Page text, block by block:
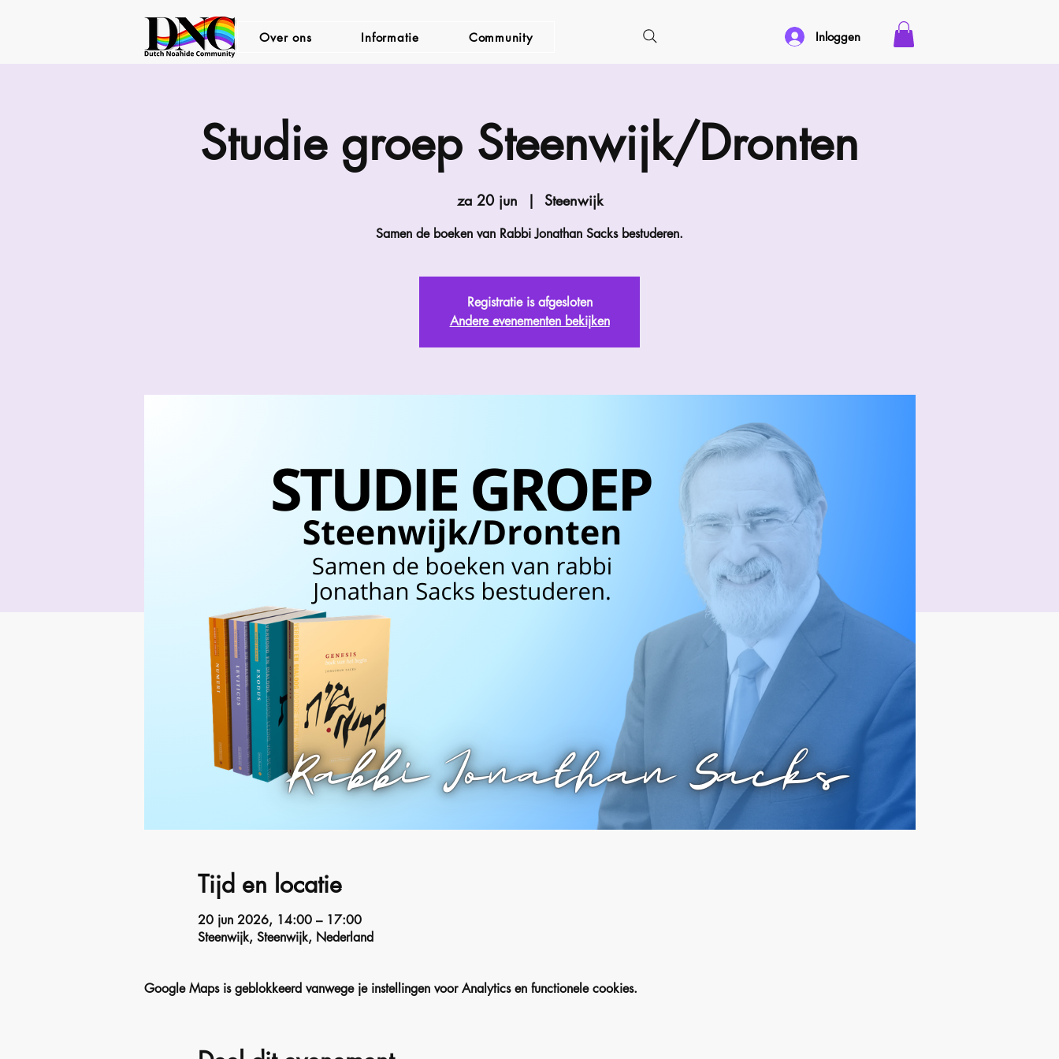
Over ons Informatie Community Inloggen
Studie groep Steenwijk/Dronten
za 20 jun
  |
Steenwijk
Samen de boeken van Rabbi Jonathan Sacks bestuderen.
Registratie is afgesloten
Andere evenementen bekijken
Tijd en locatie
20 jun 2026, 14:00 – 17:00
Steenwijk, Steenwijk, Nederland
Google Maps is geblokkeerd vanwege je instellingen voor Analytics en functionele cookies.